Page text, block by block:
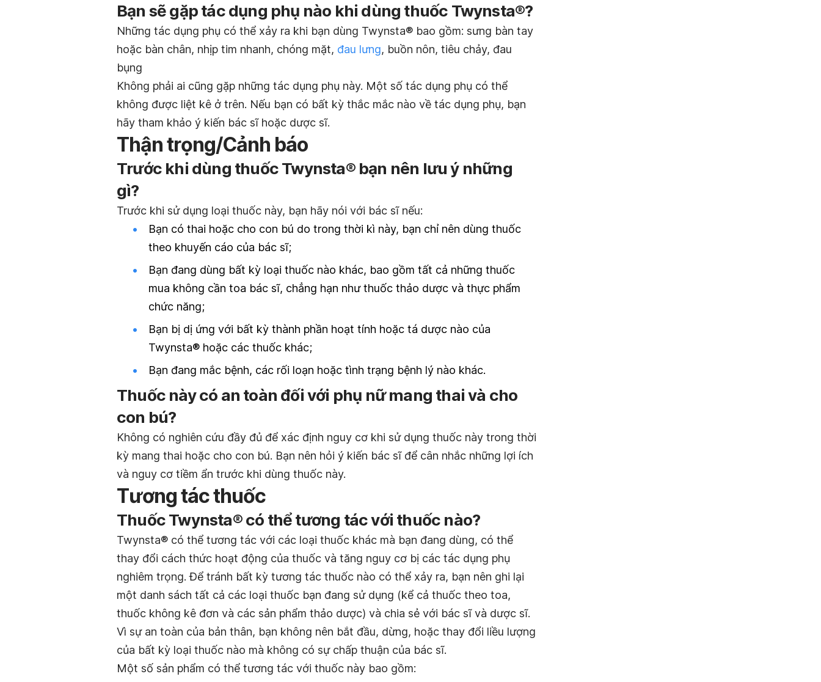
Bạn sẽ gặp tác dụng phụ nào khi dùng thuốc Twynsta®?
Những tác dụng phụ có thể xảy ra khi bạn dùng Twynsta® bao gồm: sưng bàn tay
hoặc bàn chân, nhịp tim nhanh, chóng mặt, đau lưng, buồn nôn, tiêu chảy, đau
bụng
Không phải ai cũng gặp những tác dụng phụ này. Một số tác dụng phụ có thể
không được liệt kê ở trên. Nếu bạn có bất kỳ thắc mắc nào về tác dụng phụ, bạn
hãy tham khảo ý kiến ​​bác sĩ hoặc dược sĩ.
Thận trọng/Cảnh báo
Trước khi dùng thuốc Twynsta® bạn nên lưu ý những
gì?
Trước khi sử dụng loại thuốc này, bạn hãy nói với bác sĩ nếu:
Bạn có thai hoặc cho con bú do trong thời kì này, bạn chỉ nên dùng thuốc
theo khuyến cáo của bác sĩ;
Bạn đang dùng bất kỳ loại thuốc nào khác, bao gồm tất cả những thuốc
mua không cần toa bác sĩ, chẳng hạn như thuốc thảo dược và thực phẩm
chức năng;
Bạn bị dị ứng với bất kỳ thành phần hoạt tính hoặc tá dược nào của
Twynsta® hoặc các thuốc khác;
Bạn đang mắc bệnh, các rối loạn hoặc tình trạng bệnh lý nào khác.
Thuốc này có an toàn đối với phụ nữ mang thai và cho
con bú?
Không có nghiên cứu đầy đủ để xác định nguy cơ khi sử dụng thuốc này trong thời
kỳ mang thai hoặc cho con bú. Bạn nên hỏi ý kiến ​​bác sĩ để cân nhắc những lợi ích
và nguy cơ tiềm ẩn trước khi dùng thuốc này.
Tương tác thuốc
Thuốc Twynsta® có thể tương tác với thuốc nào?
Twynsta® có thể tương tác với các loại thuốc khác mà bạn đang dùng, có thể
thay đổi cách thức hoạt động của thuốc và tăng nguy cơ bị các tác dụng phụ
nghiêm trọng. Để tránh bất kỳ tương tác thuốc nào có thể xảy ra, bạn nên ghi lại
một danh sách tất cả các loại thuốc bạn đang sử dụng (kể cả thuốc theo toa,
thuốc không kê đơn và các sản phẩm thảo dược) và chia sẻ với bác sĩ và dược sĩ.
Vì sự an toàn của bản thân, bạn không nên bắt đầu, dừng, hoặc thay đổi liều lượng
của bất kỳ loại thuốc nào mà không có sự chấp thuận của bác sĩ.
Một số sản phẩm có thể tương tác với thuốc này bao gồm: